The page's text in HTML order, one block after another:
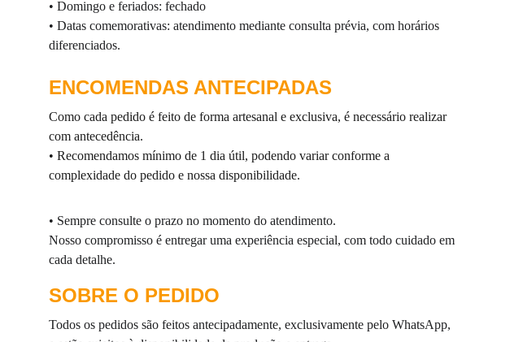
Todos os pedidos são feitos antecipadamente, exclusivamente pelo WhatsApp,
ENCOMENDAS ANTECIPADAS
SOBRE O PEDIDO
• Domingo e feriados: fechado
• Datas comemorativas: atendimento mediante consulta prévia, com horários
diferenciados.
Como cada pedido é feito de forma artesanal e exclusiva, é necessário realizar
com antecedência.
• Recomendamos mínimo de 1 dia útil, podendo variar conforme a
complexidade do pedido e nossa disponibilidade.
• Sempre consulte o prazo no momento do atendimento.
Nosso compromisso é entregar uma experiência especial, com todo cuidado em
cada detalhe.